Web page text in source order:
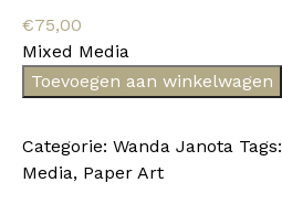
€75,00
Mixed Media
Wanda
Janota
aantal
Toevoegen aan winkelwagen
Categorie: Wanda Janota Tags:
Media, Paper Art